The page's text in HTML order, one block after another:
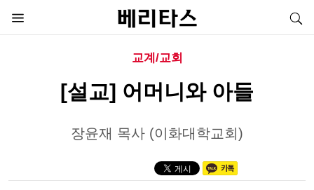
교계/교회
[설교] 어머니와 아들
장윤재 목사 (이화대학교회)